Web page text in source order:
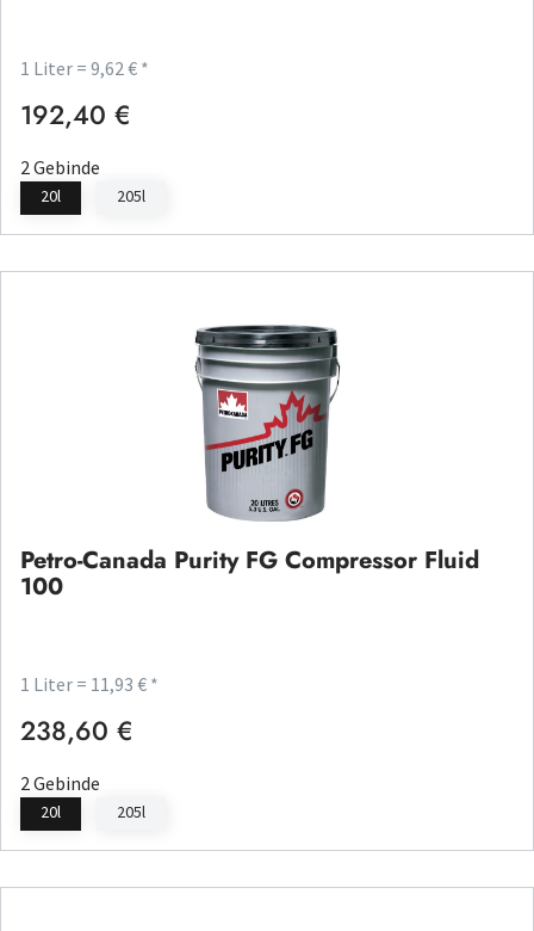
1 Liter = 9,62 € *
Regulärer Preis:
192,40 €
2 Gebinde
20l 205l
Petro-Canada Purity FG Compressor Fluid
100
1 Liter = 11,93 € *
Regulärer Preis:
238,60 €
2 Gebinde
20l 205l